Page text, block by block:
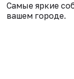
Самые яркие
вашем городе.